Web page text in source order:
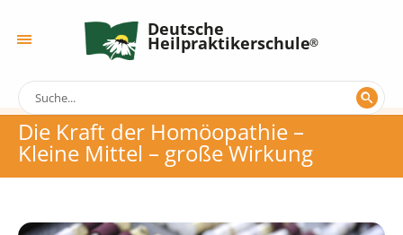
Deutsche
Heilpraktikerschule
Die Kraft der Homöopathie –
Kleine Mittel – große Wirkung